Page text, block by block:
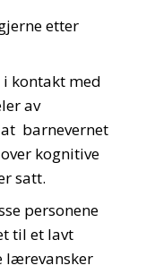
etter
i kontakt med
av
barnevernet
kognitive
satt.
personene
til et lavt
lærevansker